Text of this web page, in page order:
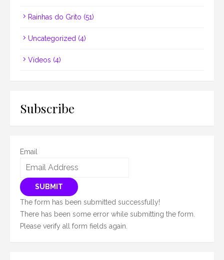
Rainhas do Grito (51)
Uncategorized (4)
Vídeos (4)
Subscribe
Email
SUBMIT
The form has been submitted successfully!
There has been some error while submitting the form.
Please verify all form fields again.